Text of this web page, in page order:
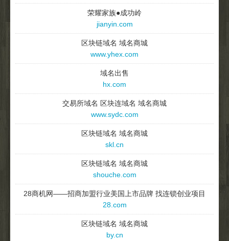
荣耀家族●成功岭
jianyin.com
区块链域名 域名商城
www.yhex.com
域名出售
hx.com
交易所域名 区块连域名 域名商城
www.sydc.com
区块链域名 域名商城
skl.cn
区块链域名 域名商城
shouche.com
28商机网——招商加盟行业美国上市品牌 找连锁创业项目
28.com
区块链域名 域名商城
by.cn